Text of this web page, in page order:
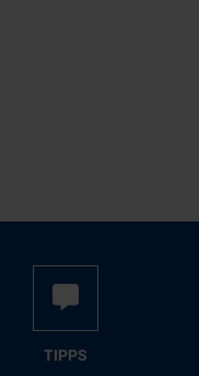
TIPPS